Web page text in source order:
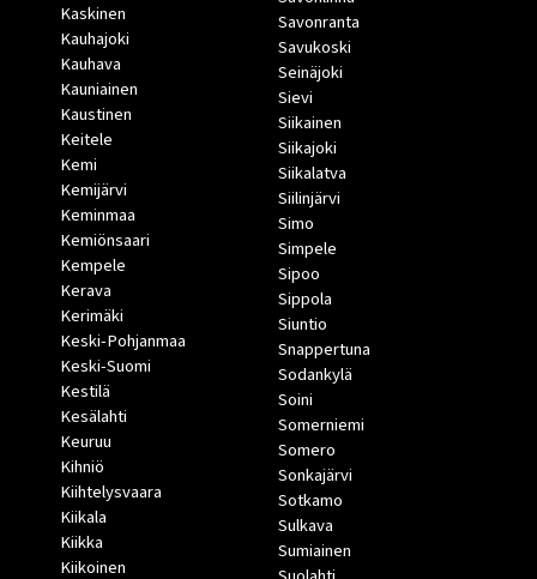
Kaskinen
Kauhajoki
Kauhava
Kauniainen
Kaustinen
Keitele
Kemi
Kemijärvi
Keminmaa
Kemiönsaari
Kempele
Kerava
Kerimäki
Keski-Pohjanmaa
Keski-Suomi
Kestilä
Kesälahti
Keuruu
Kihniö
Kiihtelysvaara
Kiikala
Kiikka
Kiikoinen
Savonranta
Savukoski
Seinäjoki
Sievi
Siikainen
Siikajoki
Siikalatva
Siilinjärvi
Simo
Simpele
Sipoo
Sippola
Siuntio
Snappertuna
Sodankylä
Soini
Somerniemi
Somero
Sonkajärvi
Sotkamo
Sulkava
Sumiainen